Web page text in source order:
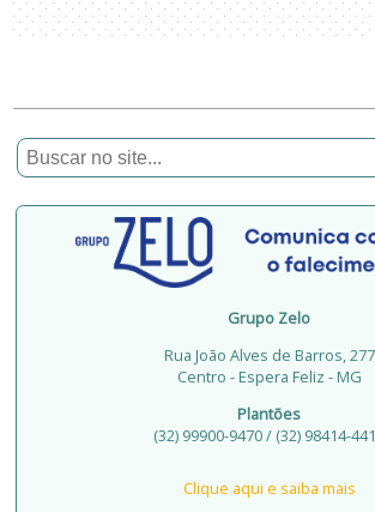
Grupo Zelo
Rua João Alves de Barros, 277
Centro - Espera Feliz - MG
Plantões
(32) 99900-9470 / (32) 98414-
Clique aqui e saiba mais